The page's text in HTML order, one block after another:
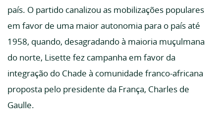
país. O partido canalizou as mobilizações populares
em favor de uma maior autonomia para o país até
1958, quando, desagradando à maioria muçulmana
do norte, Lisette fez campanha em favor da
integração do Chade à comunidade franco-africana
proposta pelo presidente da França, Charles de
Gaulle.